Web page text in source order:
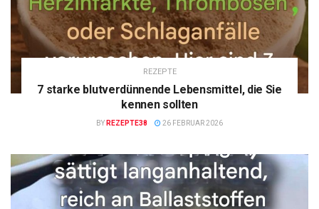
REZEPTE
7 starke blutverdünnende Lebensmittel, die Sie
kennen sollten
BY REZEPTE38 26 FEBRUAR 2026